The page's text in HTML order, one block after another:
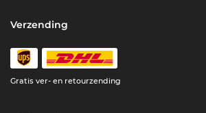
Verzending
Gratis ver- en retourzending